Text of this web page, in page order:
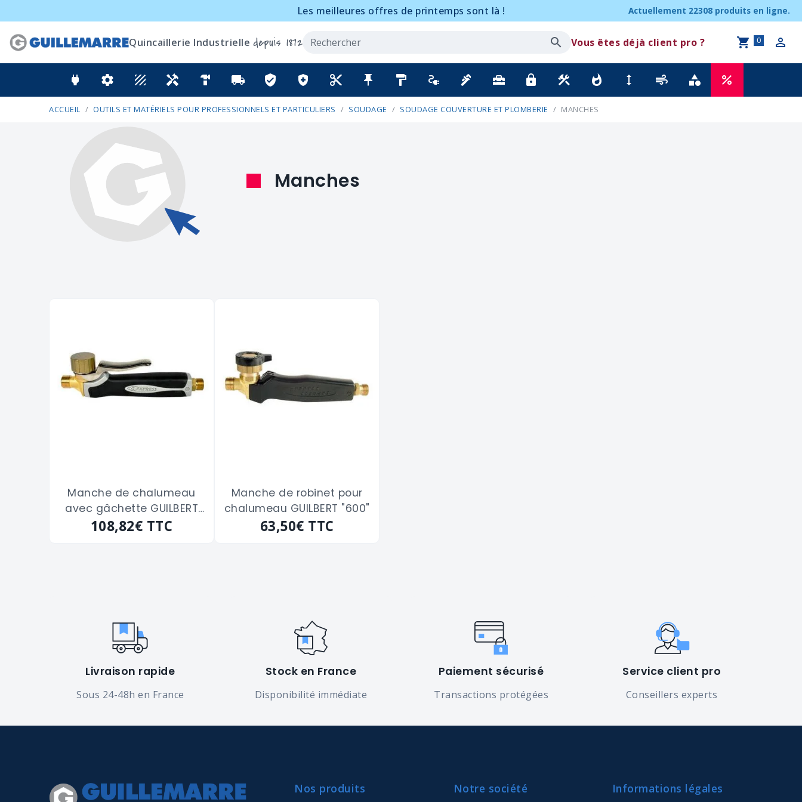
Les meilleures offres de printemps sont là ! Actuellement 22308 produits en ligne.
Quincaillerie Industrielle depuis 1872 Vous êtes déjà client pro ?
power settings texture handyman hardware local_shipping verified_user health_and_safety content_cut push_pin format_paint electrical_services plumbing home_repair_service lock construction whatshot height air category percent
0
ACCUEIL OUTILS ET MATÉRIELS POUR PROFESSIONNELS ET PARTICULIERS SOUDAGE SOUDAGE COUVERTURE ET PLOMBERIE MANCHES
Manches
Manche de chalumeau
avec gâchette GUILBERT
"620" à raccord tournant
108,82€ TTC
Manche de robinet pour
chalumeau GUILBERT "600"
63,50€ TTC
Livraison rapide
Sous 24-48h en France
Stock en France
Disponibilité immédiate
Paiement sécurisé
Transactions protégées
Service client pro
Conseillers experts
Nos produits Notre société Informations légales